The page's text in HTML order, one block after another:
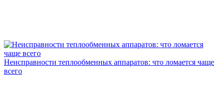
Неисправности теплообменных аппаратов: что ломается чаще
всего